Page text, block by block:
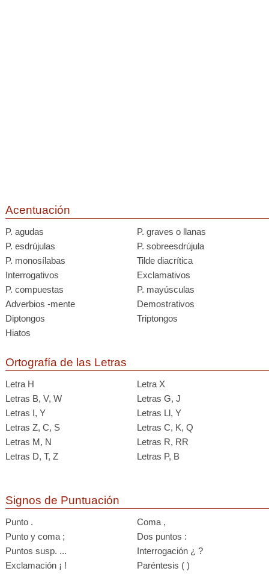
Acentuación
P. agudas
P. graves o llanas
P. esdrújulas
P. sobreesdrújula
P. monosílabas
Tilde diacrítica
Interrogativos
Exclamativos
P. compuestas
P. mayúsculas
Adverbios -mente
Demostrativos
Diptongos
Triptongos
Hiatos
Ortografía de las Letras
Letra H
Letra X
Letras B, V, W
Letras G, J
Letras I, Y
Letras Ll, Y
Letras Z, C, S
Letras C, K, Q
Letras M, N
Letras R, RR
Letras D, T, Z
Letras P, B
Signos de Puntuación
Punto .
Coma ,
Punto y coma ;
Dos puntos :
Puntos susp. ...
Interrogación ¿ ?
Exclamación ¡ !
Paréntesis ( )